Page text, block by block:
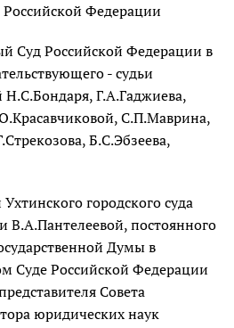
Федерации
Суд Российской Федерации в
- судьи
Г.А.Гаджиева,
С.П.Маврина,
Б.С.Эбзеева,
городского суда
В.А.Пантелеевой, постоянного
Думы в
Суде Российской Федерации
Совета
юридических наук